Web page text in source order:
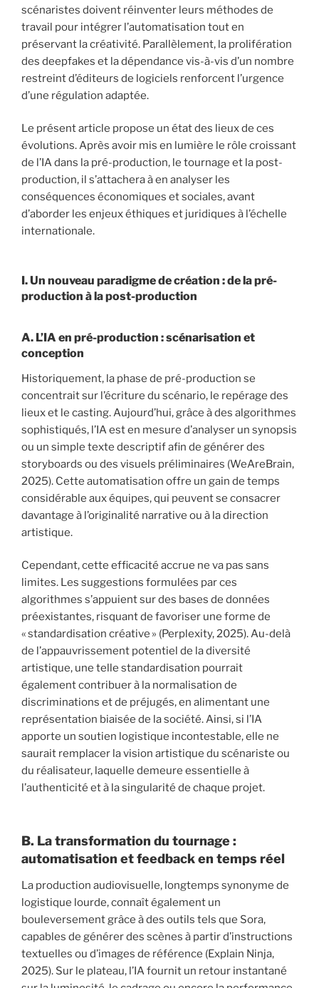
scénaristes doivent réinventer leurs méthodes de
travail pour intégrer l’automatisation tout en
préservant la créativité. Parallèlement, la prolifération
des deepfakes et la dépendance vis-à-vis d’un nombre
restreint d’éditeurs de logiciels renforcent l’urgence
d’une régulation adaptée.
Le présent article propose un état des lieux de ces
évolutions. Après avoir mis en lumière le rôle croissant
de l’IA dans la pré-production, le tournage et la post-
production, il s’attachera à en analyser les
conséquences économiques et sociales, avant
d’aborder les enjeux éthiques et juridiques à l’échelle
internationale.
I. Un nouveau paradigme de création : de la pré-
production à la post-production
A. L’IA en pré-production : scénarisation et
conception
Historiquement, la phase de pré-production se
concentrait sur l’écriture du scénario, le repérage des
lieux et le casting. Aujourd’hui, grâce à des algorithmes
sophistiqués, l’IA est en mesure d’analyser un synopsis
ou un simple texte descriptif afin de générer des
storyboards ou des visuels préliminaires (WeAreBrain,
2025). Cette automatisation offre un gain de temps
considérable aux équipes, qui peuvent se consacrer
davantage à l’originalité narrative ou à la direction
artistique.
Cependant, cette efficacité accrue ne va pas sans
limites. Les suggestions formulées par ces
algorithmes s’appuient sur des bases de données
préexistantes, risquant de favoriser une forme de
« standardisation créative » (Perplexity, 2025). Au-delà
de l’appauvrissement potentiel de la diversité
artistique, une telle standardisation pourrait
également contribuer à la normalisation de
discriminations et de préjugés, en alimentant une
représentation biaisée de la société. Ainsi, si l’IA
apporte un soutien logistique incontestable, elle ne
saurait remplacer la vision artistique du scénariste ou
du réalisateur, laquelle demeure essentielle à
l’authenticité et à la singularité de chaque projet.
B. La transformation du tournage :
automatisation et feedback en temps réel
La production audiovisuelle, longtemps synonyme de
logistique lourde, connaît également un
bouleversement grâce à des outils tels que Sora,
capables de générer des scènes à partir d’instructions
textuelles ou d’images de référence (Explain Ninja,
2025). Sur le plateau, l’IA fournit un retour instantané